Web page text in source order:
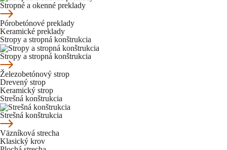
Stropné a okenné preklady
Pórobetónové preklady
Keramické preklady
Stropy a stropná konštrukcia
Stropy a stropná konštrukcia
Železobetónový strop
Drevený strop
Keramický strop
Strešná konštrukcia
Strešná konštrukcia
Väzníková strecha
Klasický krov